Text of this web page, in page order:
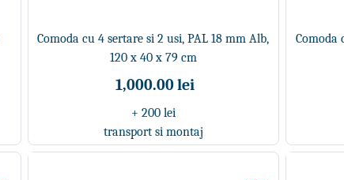
Comoda cu 4 sertare si 2 usi, PAL 18 mm Alb,
120 x 40 x 79 cm
1,000.00 lei
+ 200 lei
transport si montaj
Comoda